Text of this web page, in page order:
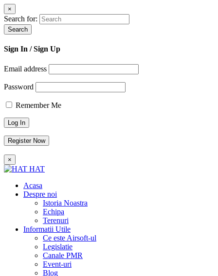
×
Search for:
Search
Sign In / Sign Up
Email address
Password
Remember Me
Register Now
×
HAT
Acasa
Despre noi
Istoria Noastra
Echipa
Terenuri
Informatii Utile
Ce este Airsoft-ul
Legislatie
Canale PMR
Event-uri
Blog